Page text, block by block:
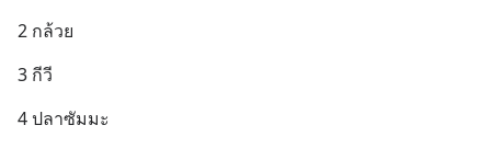
2 กล้วย
3 กีวี
4 ปลาซัมมะ